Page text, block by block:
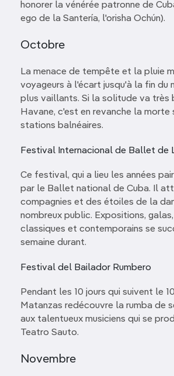
honorer la vénérée patronne de
ego de la Santería, l'orisha Ochún).
Octobre
La menace de tempête et la pluie
voyageurs à l'écart jusqu'à la fin du
plus vaillants. Si la solitude va très
Havane, c'est en revanche la morte
stations balnéaires.
Festival Internacional de Ballet de
Ce festival, qui a lieu les années
par le Ballet national de Cuba. Il
compagnies et des étoiles de la
nombreux public. Expositions,
classiques et contemporains se
semaine durant.
Festival del Bailador Rumbero
Pendant les 10 jours qui suivent le
Matanzas redécouvre la rumba de
aux talentueux musiciens qui se
Teatro Sauto.
Novembre